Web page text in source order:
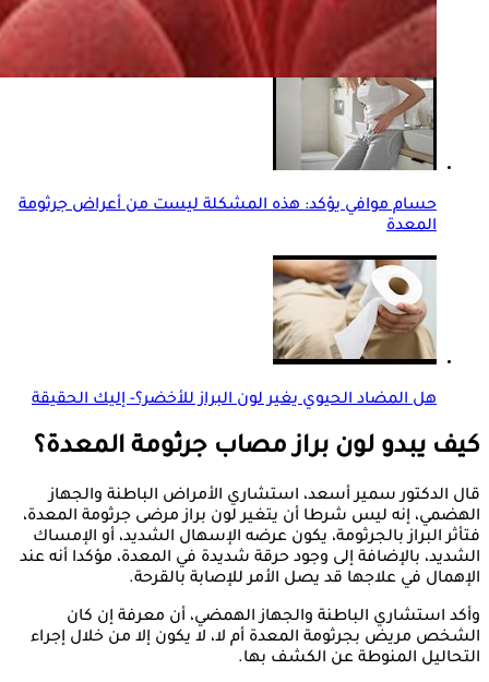
هل جرثومة المعدة تسبب نقص فيتامين د؟.. دراسات
تحسم الجدل
حسام موافي يؤكد: هذه المشكلة ليست من أعراض جرثومة
المعدة
هل المضاد الحيوي يغير لون البراز للأخضر؟- إليك الحقيقة
كيف يبدو لون براز مصاب جرثومة المعدة؟
قال الدكتور سمير أسعد، استشاري الأمراض الباطنة والجهاز
الهضمي، إنه ليس شرطا أن يتغير لون براز مرضى جرثومة المعدة،
فتأثر البراز بالجرثومة، يكون عرضه الإسهال الشديد، أو الإمساك
الشديد، بالإضافة إلى وجود حرقة شديدة في المعدة، مؤكدا أنه عند
الإهمال في علاجها قد يصل الأمر للإصابة بالقرحة.
وأكد استشاري الباطنة والجهاز الهمضي، أن معرفة إن كان
الشخص مريض بجرثومة المعدة أم لا، لا يكون إلا من خلال إجراء
التحاليل المنوطة عن الكشف بها.